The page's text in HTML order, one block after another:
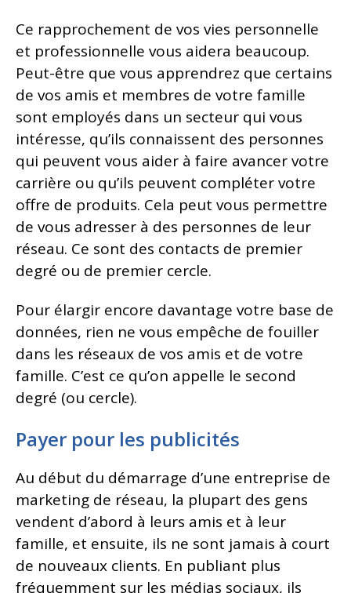
Ce rapprochement de vos vies personnelle
et professionnelle vous aidera beaucoup.
Peut-être que vous apprendrez que certains
de vos amis et membres de votre famille
sont employés dans un secteur qui vous
intéresse, qu’ils connaissent des personnes
qui peuvent vous aider à faire avancer votre
carrière ou qu’ils peuvent compléter votre
offre de produits. Cela peut vous permettre
de vous adresser à des personnes de leur
réseau. Ce sont des contacts de premier
degré ou de premier cercle.
Pour élargir encore davantage votre base de
données, rien ne vous empêche de fouiller
dans les réseaux de vos amis et de votre
famille. C’est ce qu’on appelle le second
degré (ou cercle).
Payer pour les publicités
Au début du démarrage d’une entreprise de
marketing de réseau, la plupart des gens
vendent d’abord à leurs amis et à leur
famille, et ensuite, ils ne sont jamais à court
de nouveaux clients. En publiant plus
fréquemment sur les médias sociaux, ils